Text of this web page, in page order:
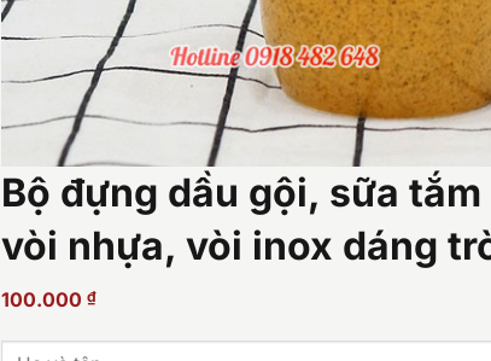
Bộ đựng dầu gội, sữa
vòi nhựa, vòi inox dáng
100.000 ₫